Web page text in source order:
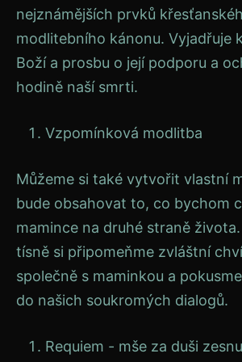
nejznámějších prvků
modlitebního kánonu. Vyjadřuje
Boží a prosbu o její podporu a
hodině naší smrti.
Vzpomínková modlitba
Můžeme si také vytvořit vlastní
bude obsahovat to, co bychom
mamince na druhé straně
tísně si připomeňme zvláštní
společně s maminkou a
do našich soukromých dialogů.
Requiem - mše za duši